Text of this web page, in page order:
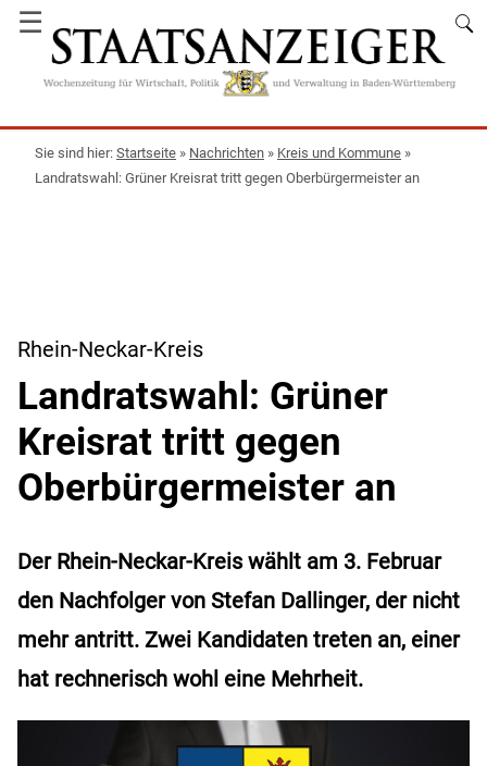
☰
Startseite » Nachrichten » Kreis und Kommune »
Landratswahl: Grüner Kreisrat tritt gegen Oberbürgermeister an
Rhein-Neckar-Kreis
Landratswahl: Grüner
Kreisrat tritt gegen
Oberbürgermeister an
Der Rhein-Neckar-Kreis wählt am 3. Februar
den Nachfolger von Stefan Dallinger, der nicht
mehr antritt. Zwei Kandidaten treten an, einer
hat rechnerisch wohl eine Mehrheit.